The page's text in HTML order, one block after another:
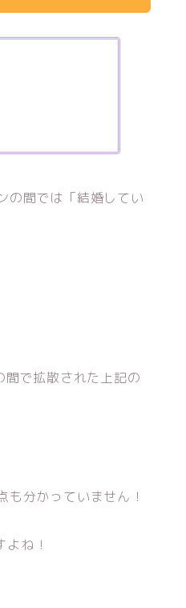
の間では「結婚してい
で拡散された上記の
分かっていません！
ね！